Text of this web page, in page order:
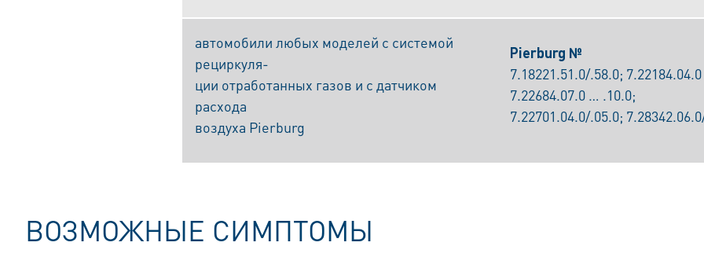
автомобили любых моделей с системой
рециркуля-
ции отработанных газов и с датчиком
расхода
воздуха Pierburg
Pierburg №
7.18221.51.0/.58.0;
7.22684.07.0 … .10.0;
7.22701.04.0/.05.0;
ВОЗМОЖНЫЕ СИМПТОМЫ